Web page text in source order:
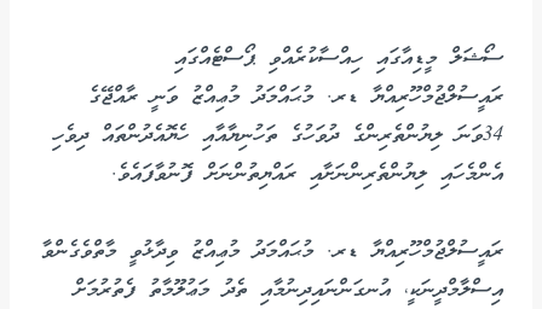
ސޯޝަލް މީޑިއާގައި ހިއްސާކުރެއްވި ޕޯސްޓެއްގައި
ރައީސުލްޖުމްހޫރިއްޔާ ޑރ. މުޙައްމަދު މުޢިއްޒު ވަނީ ރާއްޖޭގެ
34ވަނަ ލިޔުންތެރިންގެ ދުވަހުގެ ތަހުނިޔާއާއި ހެޔޮއެދުންތައް ދިވެހި
އެންމެހައި ލިޔުންތެރިންނަށާއި ރައްޔިތުންނަށް ފޮނުވާފައެވެ.
ރައީސުލްޖުމްހޫރިއްޔާ ޑރ. މުޙައްމަދު މުޢިއްޒު ވިދާޅުވީ މާތްވެގެންވާ
އިސްލާމްދީނަކީ، އުނގަންނައިދިނުމާއި ތެދު މަޢުލޫމާތު ފެތުރުމަށް